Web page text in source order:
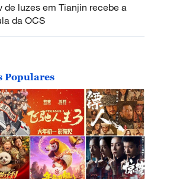
de luzes em Tianjin recebe a
da OCS
Populares